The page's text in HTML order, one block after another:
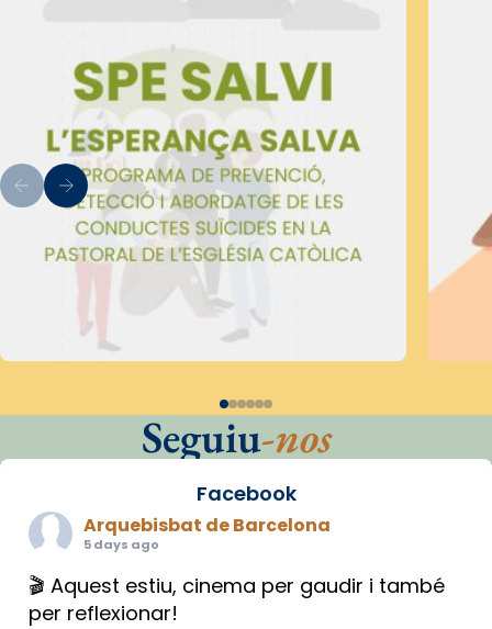
Seguiu-nos
Facebook
Arquebisbat de Barcelona
5 days ago
🎬 Aquest estiu, cinema per gaudir i també
per reflexionar!